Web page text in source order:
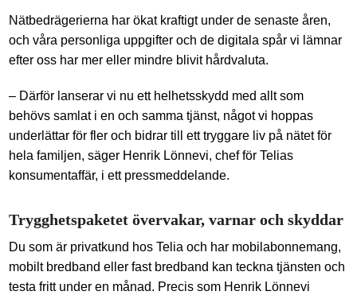
Nätbedrägerierna har ökat kraftigt under de senaste åren,
och våra personliga uppgifter och de digitala spår vi lämnar
efter oss har mer eller mindre blivit hårdvaluta.
– Därför lanserar vi nu ett helhetsskydd med allt som
behövs samlat i en och samma tjänst, något vi hoppas
underlättar för fler och bidrar till ett tryggare liv på nätet för
hela familjen, säger Henrik Lönnevi, chef för Telias
konsumentaffär, i ett pressmeddelande.
Trygghetspaketet övervakar, varnar och skyddar
Du som är privatkund hos Telia och har mobilabonnemang,
mobilt bredband eller fast bredband kan teckna tjänsten och
testa fritt under en månad. Precis som Henrik Lönnevi